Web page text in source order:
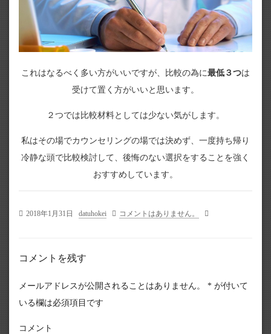
これはなるべく多い方がいいですが、比較の為に最低３つは
受けて置く方がいいと思います。
２つでは比較材料としては少ない気がします。
私はその場でカウンセリングの場では決めず、一度持ち帰り
冷静な頭で比較検討して、後悔のない選択をすることを強く
おすすめしています。
2018年1月31日 datuhokei コメントはありません。
コメントを残す
メールアドレスが公開されることはありません。 * が付いて
いる欄は必須項目です
コメント